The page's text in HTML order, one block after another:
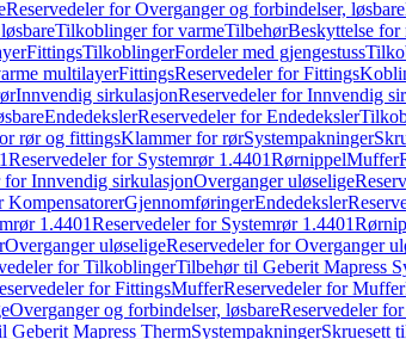
Reservedeler for Overganger og forbindelser, løsbare
Tilkoblinger for varmeTilbehørBeskyttelse
FittingsTilkoblingerFordeler med gjengestuss
multilayerFittingsReservedeler for Fittings
Innvendig sirkulasjonReservedeler for Innvendig
EndedekslerReservedeler for Endedeksler
rør og fittingsKlammer for rørSystempakninger
Reservedeler for Systemrør 1.4401RørnippelMuffer
for Innvendig sirkulasjonOverganger uløselige
KompensatorerGjennomføringerEndedeksler
1.4401Reservedeler for Systemrør 1.4401
Overganger uløseligeReservedeler for Overganger
for TilkoblingerTilbehør til Geberit Mapress
for FittingsMufferReservedeler for Muffer
Overganger og forbindelser, løsbareReservedeler
Geberit Mapress ThermSystempakningerSkruesett